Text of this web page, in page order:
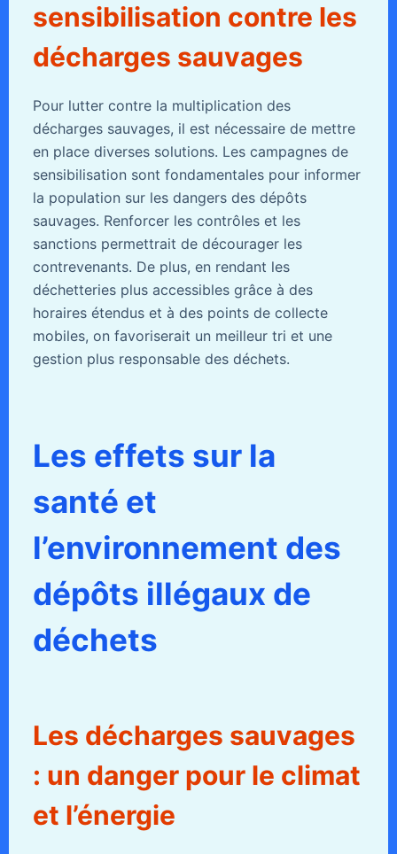
sensibilisation contre les
décharges sauvages
Pour lutter contre la multiplication des
décharges sauvages, il est nécessaire de mettre
en place diverses solutions. Les campagnes de
sensibilisation sont fondamentales pour informer
la population sur les dangers des dépôts
sauvages. Renforcer les contrôles et les
sanctions permettrait de décourager les
contrevenants. De plus, en rendant les
déchetteries plus accessibles grâce à des
horaires étendus et à des points de collecte
mobiles, on favoriserait un meilleur tri et une
gestion plus responsable des déchets.
Les effets sur la
santé et
l’environnement des
dépôts illégaux de
déchets
Les décharges sauvages
: un danger pour le climat
et l’énergie